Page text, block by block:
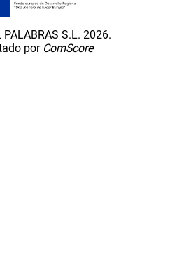
PALABRAS S.L. 2026.
por ComScore